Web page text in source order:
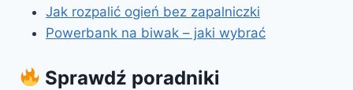
Jak rozpalić ogień bez zapalniczki
Powerbank na biwak – jaki wybrać
Sprawdź poradniki